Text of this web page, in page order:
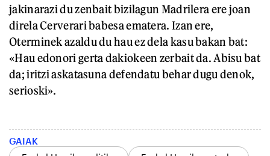
jakinarazi du zenbait bizilagun Madrilera ere joan
direla Cerverari babesa ematera. Izan ere,
Oterminek azaldu du hau ez dela kasu bakan bat:
«Hau edonori gerta dakiokeen zerbait da. Abisu bat
da; iritzi askatasuna defendatu behar dugu denok,
serioski».
GAIAK